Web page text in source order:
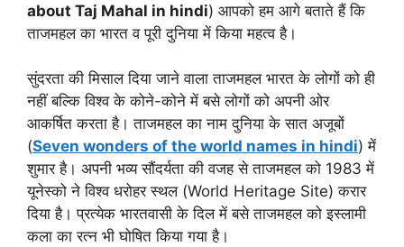
about Taj Mahal in hindi) आपको हम आगे बताते हैं कि
ताजमहल का भारत व पूरी दुनिया में किया महत्व है।
सुंदरता की मिसाल दिया जाने वाला ताजमहल भारत के लोगों को ही
नहीं बल्कि विश्व के कोने-कोने में बसे लोगों को अपनी ओर
आकर्षित करता है। ताजमहल का नाम दुनिया के सात अजूबों
(Seven wonders of the world names in hindi) में
शुमार है। अपनी भव्य सौंदर्यता की वजह से ताजमहल को 1983 में
यूनेस्को ने विश्व धरोहर स्थल (World Heritage Site) करार
दिया है। प्रत्येक भारतवासी के दिल में बसे ताजमहल को इस्लामी
कला का रत्न भी घोषित किया गया है।